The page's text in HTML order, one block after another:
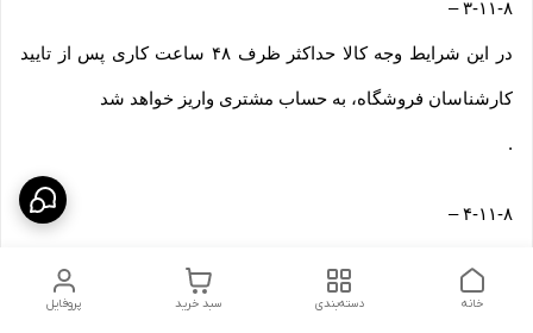
۳-۱۱-۸–
در این شرایط وجه کالا حداکثر ظرف ۴۸ ساعت کاری پس از تایید
کارشناسان فروشگاه، به حساب مشتری واریز خواهد شد
.
۴-۱۱-۸–
عهده مشتری می باشد پروفایل سبد خرید دسته‌بندی خانه